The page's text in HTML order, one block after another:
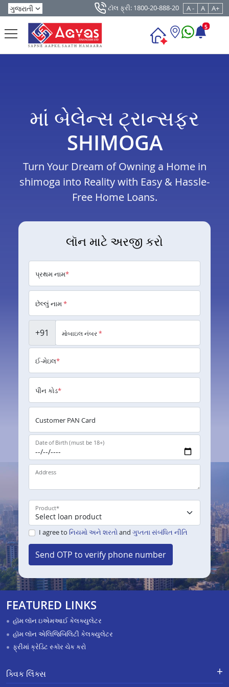
ટૉલ ફ્રી: 1800-20-888-20 A - A A+
5
માં બેલેન્સ ટ્રાન્સફર
SHIMOGA
Turn Your Dream of Owning a Home in
shimoga into Reality with Easy & Hassle-
Free Home Loans.
લૉન માટે અરજી કરો
પ્રથમ નામ*
છેલ્લું નામ*
+91 મોબાઇલ નંબર*
ઈ-મેઇલ*
પીન કોડ*
Customer PAN Card
Date of Birth (must be 18+)
Address
Product*
I agree to નિયમો અને શરતોand ગુપ્તતા સંબંધિત નીતિ
Send OTP to verify phone number
FEATURED LINKS
હૉમ લૉન ઇએમઆઈ કેલક્યુલેટર
હૉમ લૉન એલિજિબિલિટી કેલક્યુલેટર
ફ્રીમાં ક્રેડિટ સ્કૉર ચેક કરો
ક્વિક લિંક્સ